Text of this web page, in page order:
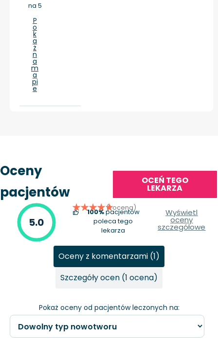
na 5
P
o
k
a
ż
n
a
m
a
pi
e
Oceny
pacjentów
OCEŃ TEGO
LEKARZA
5.0
(1 ocena)
100%pacjentów
poleca tego
lekarza
Wyświetl
oceny
szczegółowe
Pokaż oceny od pacjentów leczonych na:
Oceny z komentarzami (1)
Szczegóły ocen (1 ocena)